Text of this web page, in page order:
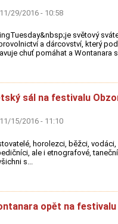
29/2016 - 10:58
světový
a dárcovství, který
chuť pomáhat a Wontanara
sál na festivalu
15/2016 - 11:10
horolezci, běžci,
ale i etnografové,
s...
opět na